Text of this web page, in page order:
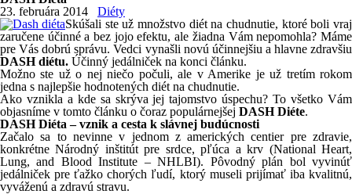
23. februára 2014
Diéty
Skúšali ste už množstvo diét na chudnutie, ktoré boli vraj
zaručene účinné a bez jojo efektu, ale žiadna Vám nepomohla? Máme
pre Vás dobrú správu. Vedci vynašli novú účinnejšiu a hlavne zdravšiu
DASH diétu. Účinný jedálniček na konci článku.
Možno ste už o nej niečo počuli, ale v Amerike je už tretím rokom
jedna s najlepšie hodnotených diét na chudnutie.
Ako vznikla a kde sa skrýva jej tajomstvo úspechu? To všetko Vám
objasníme v tomto článku o čoraz populárnejšej DASH Diéte.
DASH Diéta – vznik a cesta k slávnej budúcnosti
Začalo sa to nevinne v jednom z amerických centier pre zdravie,
konkrétne Národný inštitút pre srdce, pľúca a krv (National Heart,
Lung, and Blood Institute – NHLBI). Pôvodný plán bol vyvinúť
jedálniček pre ťažko chorých ľudí, ktorý museli prijímať iba kvalitnú,
vyváženú a zdravú stravu.